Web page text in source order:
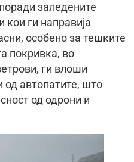
заледените
ги направија
особено за тешките
покривка, во
ги влоши
од автопатите, што
од одрони и